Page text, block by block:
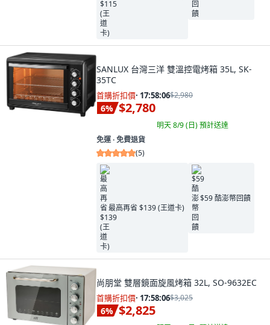
SANLUX 台灣三洋 雙溫控電烤箱 35L, SK-
35TC
首購折扣價· 17:58:04$2,980
6% $2,780
明天 8/9 (日)預計送達
免運 ∙ 免費退貨
(5)
最高再省 $139 (王道卡)
$59 酷澎幣回饋
尚朋堂 雙層鏡面旋風烤箱 32L, SO-9632EC
首購折扣價· 17:58:04$3,025
6% $2,825